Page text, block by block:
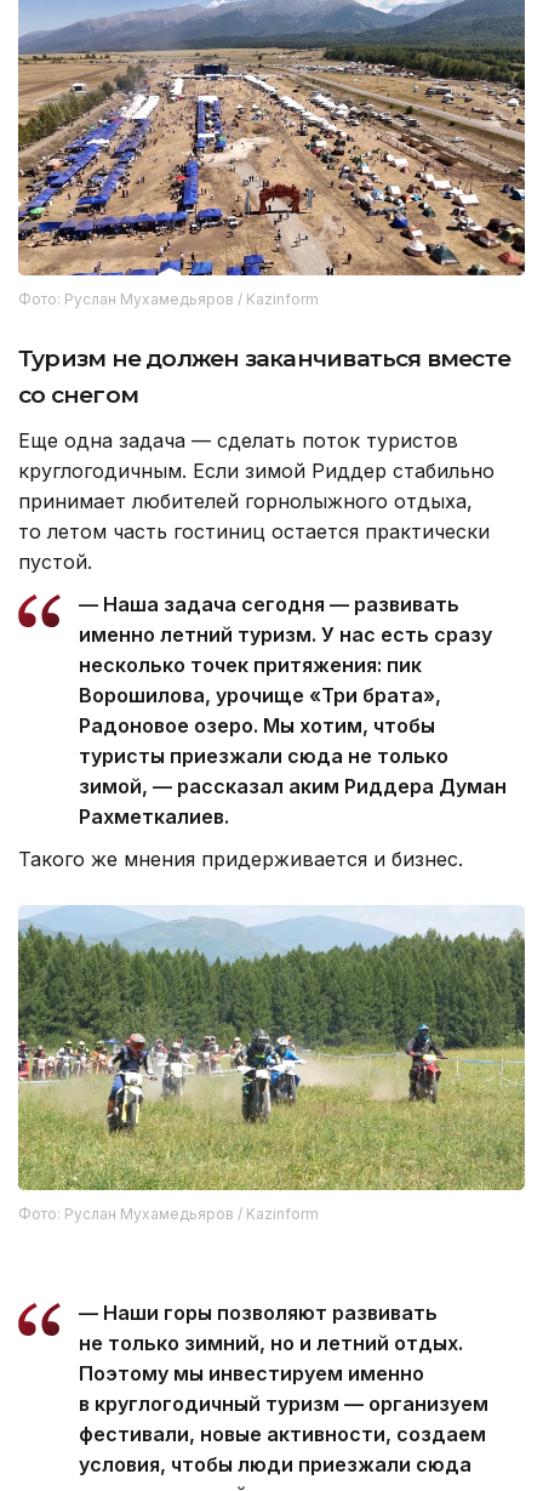
Фото: Руслан Мухамедьяров / Kazinform
Туризм не должен заканчиваться вместе
со снегом
Еще одна задача — сделать поток туристов
круглогодичным. Если зимой Риддер стабильно
принимает любителей горнолыжного отдыха,
то летом часть гостиниц остается практически
пустой.
— Наша задача сегодня — развивать
именно летний туризм. У нас есть сразу
несколько точек притяжения: пик
Ворошилова, урочище «Три брата»,
Радоновое озеро. Мы хотим, чтобы
туристы приезжали сюда не только
зимой, — рассказал аким Риддера Думан
Рахметкалиев.
Такого же мнения придерживается и бизнес.
Фото: Руслан Мухамедьяров / Kazinform
— Наши горы позволяют развивать
не только зимний, но и летний отдых.
Поэтому мы инвестируем именно
в круглогодичный туризм — организуем
фестивали, новые активности, создаем
условия, чтобы люди приезжали сюда